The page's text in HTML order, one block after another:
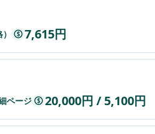
$ 7,615円
ページ $ 20,000円 / 5,100円